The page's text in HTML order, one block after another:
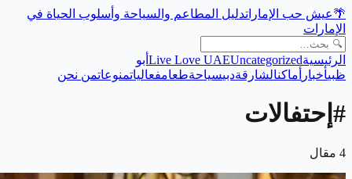
🌴عيش حب الإماراتدليل المطاعم والسياحة وأسلوب الحياة في
الإمارات
الرئيسية Live Love UAEUncategorized
أبو
ظبيأخبار أماكنالشارقةدبيسياحةطعامفعالياتمنوعاتمن نحن
# إحتفالات
4 مقال